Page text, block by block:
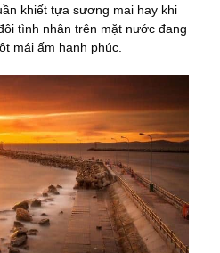
khiết tựa sương mai hay khi
tình nhân trên mặt nước đang
mái ấm hạnh phúc.